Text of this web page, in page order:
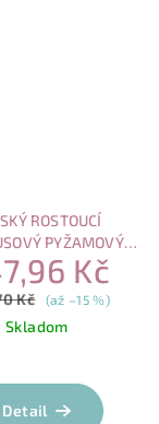
ROSTOUCÍ
PYŽAMOVÝ
S MAGNETICKÝM
– MEDVÍDEK
Kč
Kč (až –15 %)
Skladom
hodnocení
produktu
Detail